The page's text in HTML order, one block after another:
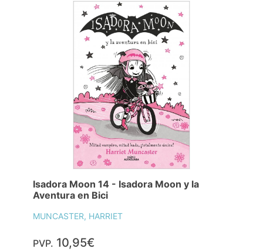
Isadora Moon 14 - Isadora Moon y la
Aventura en Bici
MUNCASTER, HARRIET
PVP. 10,95€